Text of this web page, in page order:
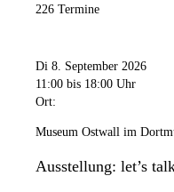
226 Termine
Di 8. September 2026
11:00 bis 18:00 Uhr
Ort:
Museum Ostwall im
Ausstellung: let’s